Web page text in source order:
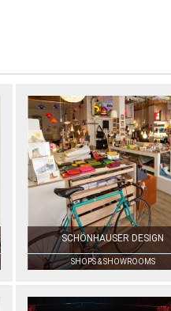
SCHÖNHAUSER DESIGN
SHOPS & SHOWROOMS